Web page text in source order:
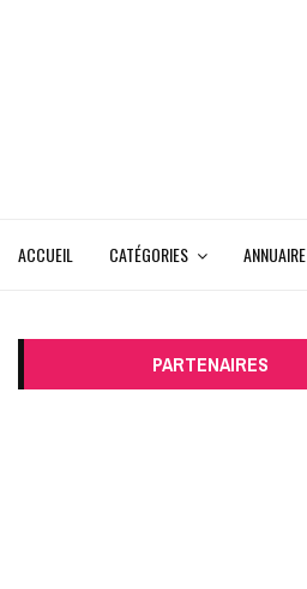
ACCUEIL CATÉGORIES ANNUAIRE
PARTENAIRES